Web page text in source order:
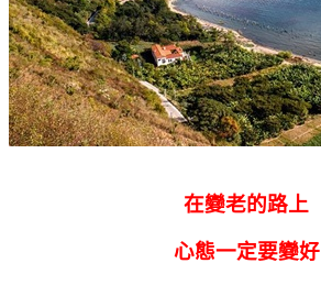
在變老的路上
心態一定要變好